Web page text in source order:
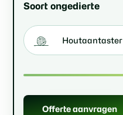
Soort ongedierte
Houtaantaster
Offerte aanvragen